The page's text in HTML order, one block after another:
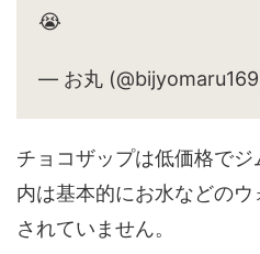
😭
— お丸
チョコザップは低価格で
内は基本的にお水などの
されていません。